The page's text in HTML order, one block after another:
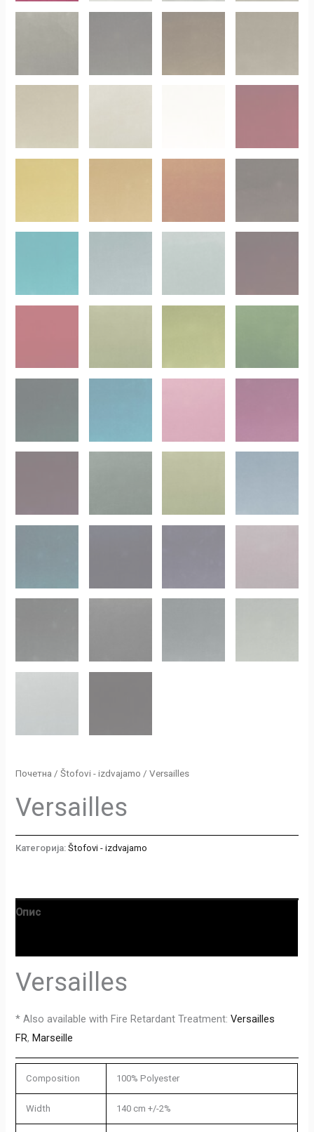
Почетна /Štofovi - izdvajamo / Versailles
Versailles
Категорија:Štofovi - izdvajamo
Опис
Versailles
* Also available with Fire Retardant Treatment:Versailles
FR,Marseille
Composition 100% Polyester
Width 140 cm +/-2%